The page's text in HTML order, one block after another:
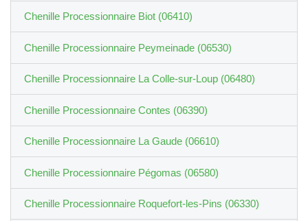
Chenille Processionnaire Biot (06410)
Chenille Processionnaire Peymeinade (06530)
Chenille Processionnaire La Colle-sur-Loup (06480)
Chenille Processionnaire Contes (06390)
Chenille Processionnaire La Gaude (06610)
Chenille Processionnaire Pégomas (06580)
Chenille Processionnaire Roquefort-les-Pins (06330)